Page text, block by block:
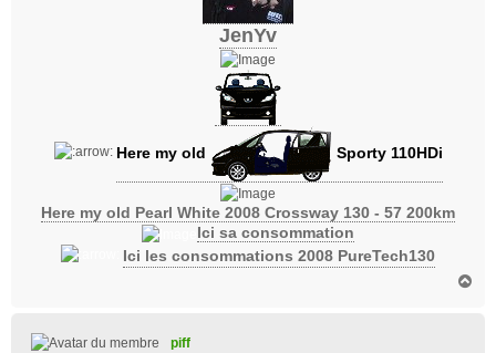
JenYv
Here my old Sporty 110HDi
Here my old Pearl White 2008 Crossway 130 - 57 200km
Ici sa consommation
Ici les consommations 2008 PureTech130
piff